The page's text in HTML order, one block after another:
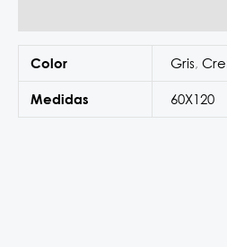
Color Gris,
Medidas 60X120